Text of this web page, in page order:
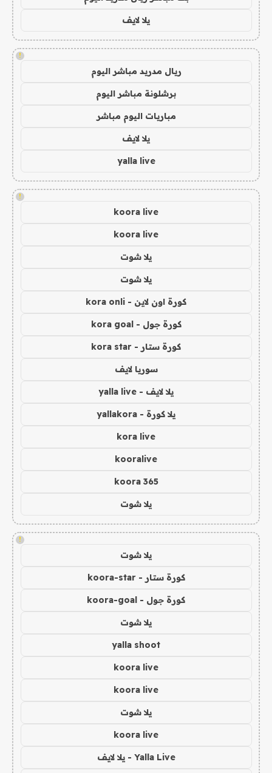
يلا لايف
!
ريال مدريد مباشر اليوم
برشلونة مباشر اليوم
مباريات اليوم مباشر
يلا لايف
yalla live
!
koora live
koora live
يلا شوت
يلا شوت
كورة اون لاين - kora onli
كورة جول - kora goal
كورة ستار - kora star
سوريا لايف
يلا لايف - yalla live
يلا كورة - yallakora
kora live
kooralive
koora 365
يلا شوت
!
يلا شوت
كورة ستار - koora-star
كورة جول - koora-goal
يلا شوت
yalla shoot
koora live
koora live
يلا شوت
koora live
Yalla Live - يلا لايف